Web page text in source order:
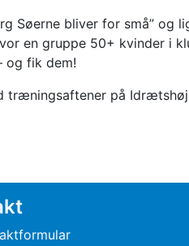
Søerne bliver for små” og
en gruppe 50+ kvinder i
og fik dem!
træningsaftener på